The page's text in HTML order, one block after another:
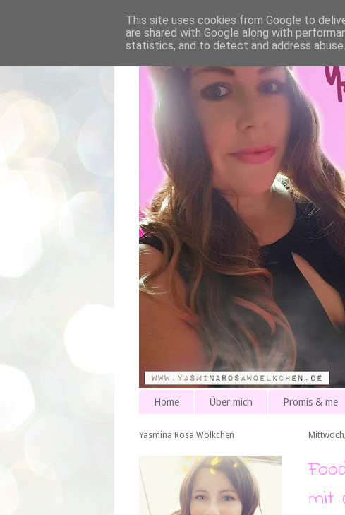
Home Über mich Promis & me
mit
Yasmina Rosa Wölkchen
This site uses cookies from Google to
are shared with Google along with
statistics, and to detect and address abuse.